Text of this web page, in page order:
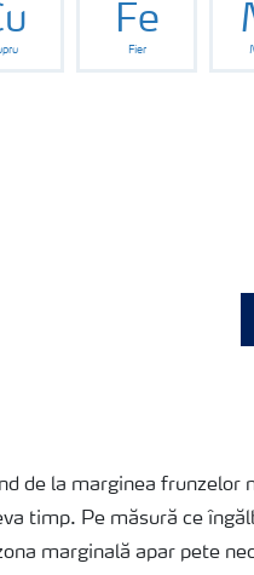
Fe
Fier
de la marginea frunzelor
timp. Pe măsură ce
marginală apar pete